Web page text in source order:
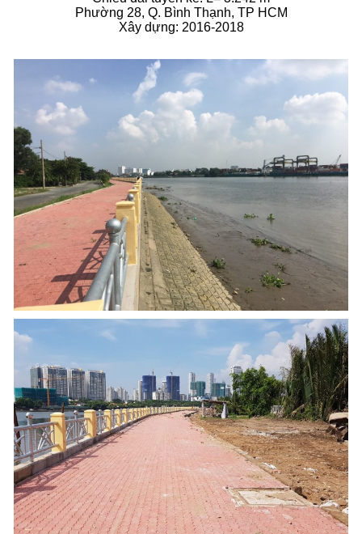
Phường 28, Q. Bình Thạnh, TP HCM
Xây dựng: 2016-2018